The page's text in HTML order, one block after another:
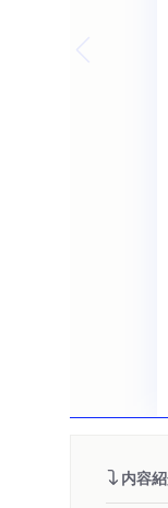
内容